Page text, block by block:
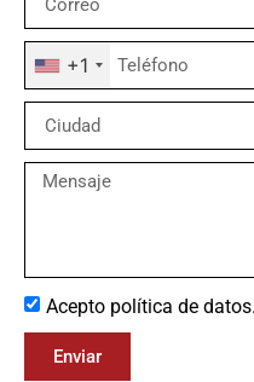
+1
Acepto política de datos.
Enviar